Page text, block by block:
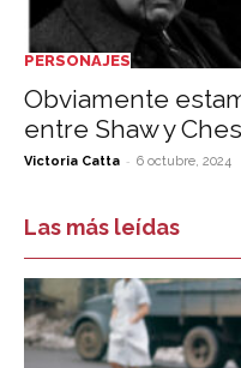
PERSONAJES
Obviamente
entre Shaw y
Victoria Catta - 6 octubre, 2024
Las más leídas